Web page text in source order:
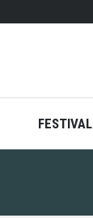
FESTIVAL